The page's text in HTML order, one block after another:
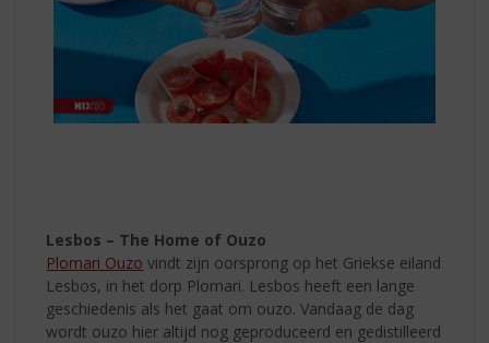
Lesbos – The Home of Ouzo
Plomari Ouzo vindt zijn oorsprong op het Griekse eiland
Lesbos, in het dorp Plomari. Lesbos heeft een lange
geschiedenis als het gaat om ouzo. Vandaag de dag
wordt ouzo hier altijd nog geproduceerd en gedistilleerd